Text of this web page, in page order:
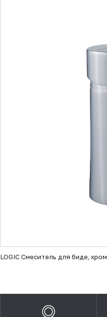
LOGIC Смеситель для биде, хром